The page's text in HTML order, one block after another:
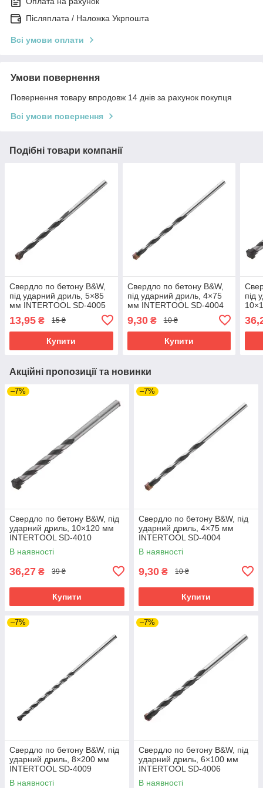
Післяплата / Наложка Укрпошта
Всі умови оплати
Умови повернення
Повернення товару впродовж 14 днів за рахунок покупця
Всі умови повернення
Подібні товари компанії
Свердло по бетону B&W,
під ударний дриль, 5×85
мм INTERTOOL SD-4005
13,95 ₴ 15 ₴
Купити
Свердло по бетону B&W,
під ударний дриль, 4×75
мм INTERTOOL SD-4004
9,30₴ 10 ₴
Купити
під
Акційні пропозиції та новинки
–7%
Свердло по бетону B&W, під
ударний дриль, 10×120 мм
INTERTOOL SD-4010
В наявності
36,27 ₴ 39 ₴
Купити
–7%
Свердло по бетону B&W, під
ударний дриль, 4×75 мм
INTERTOOL SD-4004
В наявності
9,30 ₴ 10 ₴
Купити
–7%
Свердло по бетону B&W, під
ударний дриль, 8×200 мм
INTERTOOL SD-4009
В наявності
–7%
Свердло по бетону B&W, під
ударний дриль, 6×100 мм
INTERTOOL SD-4006
В наявності